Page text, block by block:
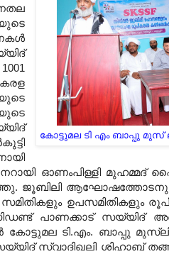
കോട്ടുമല ടി എം ബാപ്പു
ഓണംപിള്ളി മുഹമ്മദ്
ജൂബിലി
ഉപസമിതികളും
പാണക്കാട് സയ്യിദ്
കോട്ടുമല ടി.എം. ബാപ്പു
സ്വാദിഖലി ശിഹാബ്